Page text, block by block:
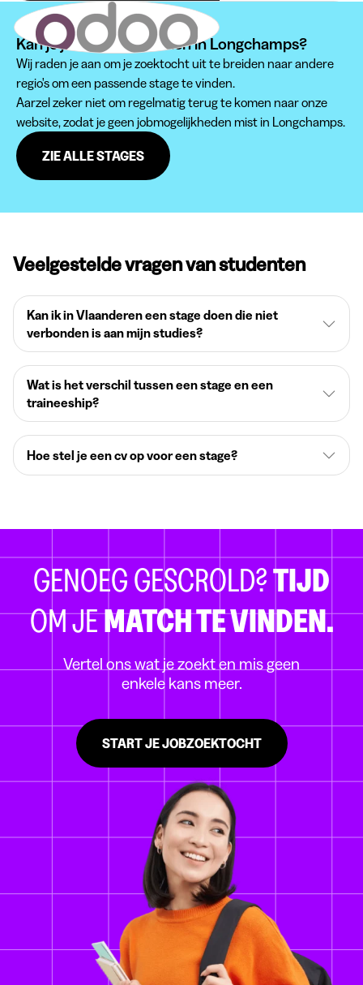
Kan je je stage niet vinden in Longchamps?
Wij raden je aan om je zoektocht uit te breiden naar andere
regio's om een passende stage te vinden.
Aarzel zeker niet om regelmatig terug te komen naar onze
website, zodat je geen jobmogelijkheden mist in Longchamps.
ZIE ALLE STAGES
Veelgestelde vragen van studenten
Kan ik in Vlaanderen een stage doen die niet
verbonden is aan mijn studies?
Wat is het verschil tussen een stage en een
traineeship?
Hoe stel je een cv op voor een stage?
GENOEG GESCROLD?TIJD
OM JEMATCH TE VINDEN.
Vertel ons wat je zoekt en mis geen
enkele kans meer.
START JE JOBZOEKTOCHT